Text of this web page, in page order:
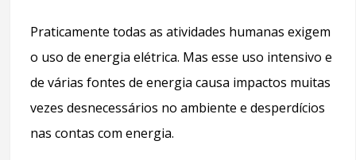
Praticamente todas as atividades humanas exigem
o uso de energia elétrica. Mas esse uso intensivo e
de várias fontes de energia causa impactos muitas
vezes desnecessários no ambiente e desperdícios
nas contas com energia.